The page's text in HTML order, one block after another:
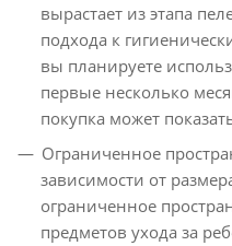
вырастает из этапа
подхода к
вы планируете
первые несколько
покупка может
Ограниченное
зависимости от
ограниченное
предметов ухода за